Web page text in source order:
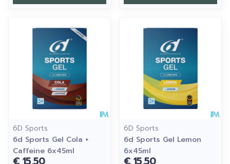
6D Sports
6d Sports Gel Cola +
Caffeine 6x45ml
6D Sports
6d Sports Gel Lemon
6x45ml